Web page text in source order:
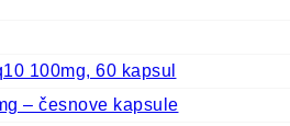
100mg, 60 kapsul
– česnove kapsule